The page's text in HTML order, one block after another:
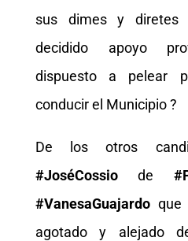
sus dimes y diretes
decidido apoyo
dispuesto a pelear
conducir el Municipio ?
De los otros
#JoséCossiode
#VanesaGuajardoque
agotado y alejado